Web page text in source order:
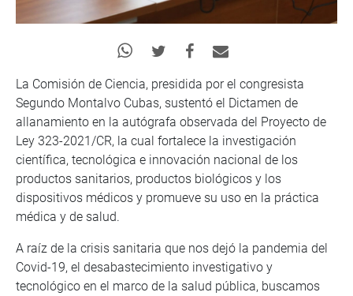
La Comisión de Ciencia, presidida por el congresista
Segundo Montalvo Cubas, sustentó el Dictamen de
allanamiento en la autógrafa observada del Proyecto de
Ley 323-2021/CR, la cual fortalece la investigación
científica, tecnológica e innovación nacional de los
productos sanitarios, productos biológicos y los
dispositivos médicos y promueve su uso en la práctica
médica y de salud.
A raíz de la crisis sanitaria que nos dejó la pandemia del
Covid-19, el desabastecimiento investigativo y
tecnológico en el marco de la salud pública, buscamos